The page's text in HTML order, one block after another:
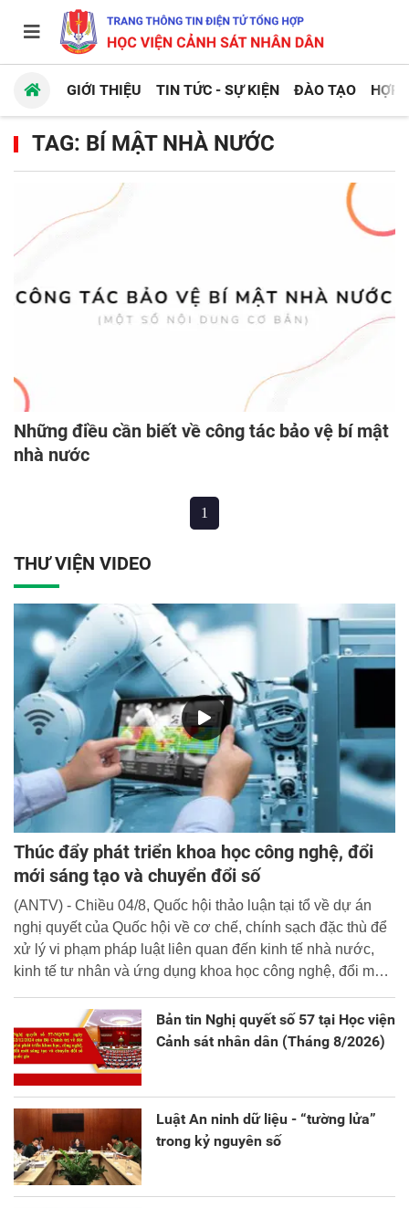
GIỚI THIỆU TIN TỨC - SỰ KIỆN ĐÀO TẠO HỢP
TAG: BÍ MẬT NHÀ NƯỚC
Những điều cần biết về công tác bảo vệ bí mật
nhà nước
1
THƯ VIỆN VIDEO
Thúc đẩy phát triển khoa học công nghệ, đổi
mới sáng tạo và chuyển đổi số
(ANTV) - Chiều 04/8, Quốc hội thảo luận tại tổ về dự án
nghị quyết của Quốc hội về cơ chế, chính sạch đặc thù để
xử lý vi phạm pháp luật liên quan đến kinh tế nhà nước,
kinh tế tư nhân và ứng dụng khoa học công nghệ, đổi mới
Bản tin Nghị quyết số 57 tại Học viện
Cảnh sát nhân dân (Tháng 8/2026)
Luật An ninh dữ liệu - “tường lửa”
trong kỷ nguyên số